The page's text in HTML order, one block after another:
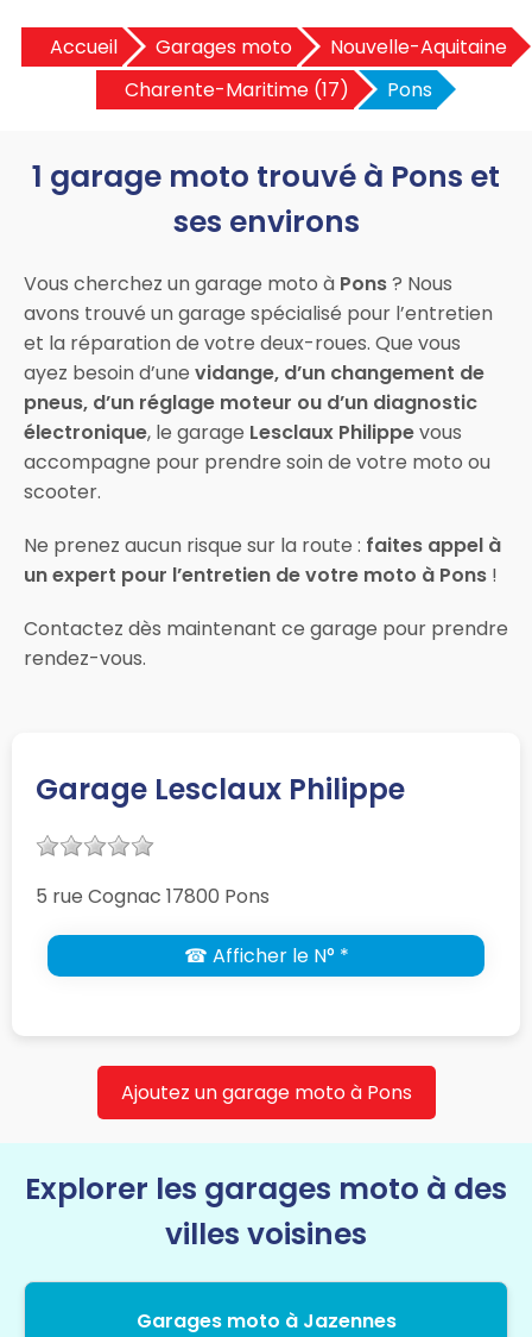
Accueil Garages moto
Nouvelle-Aquitaine
Charente-Maritime (17)
Pons
1 garage moto trouvé à Pons et
ses environs
Vous cherchez un garage moto à Pons? Nous
avons trouvé un garage spécialisé pour l’entretien
et la réparation de votre deux-roues. Que vous
ayez besoin d’une vidange, d’un changement de
pneus, d’un réglage moteur ou d’un diagnostic
électronique, le garage Lesclaux Philippevous
accompagne pour prendre soin de votre moto ou
scooter.
Ne prenez aucun risque sur la route : faites appel à
un expert pour l’entretien de votre moto à Pons !
Contactez dès maintenant ce garage pour prendre
rendez-vous.
Garage Lesclaux Philippe
5 rue Cognac 17800 Pons
☎ Afficher le N° *
Ajoutez un garage moto à Pons
Explorer les garages moto à des
villes voisines
Garages moto à Jazennes